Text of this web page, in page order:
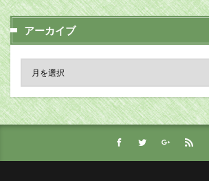
アーカイブ